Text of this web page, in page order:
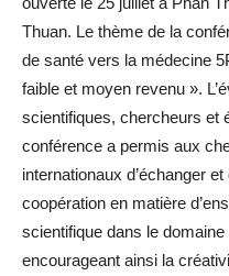
Thuan. Le thème de la
de santé vers la médecine
faible et moyen revenu ».
scientifiques, chercheurs et
conférence a permis aux
internationaux d’échanger
coopération en matière
scientifique dans le domaine
encourageant ainsi la